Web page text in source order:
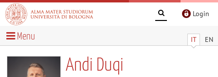
Login
IT EN
Menu
Andi Duqi